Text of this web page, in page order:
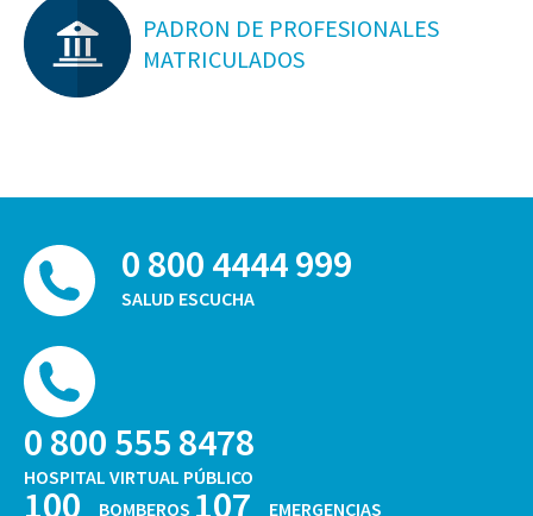
PADRON DE PROFESIONALES
MATRICULADOS
0 800 4444 999
SALUD ESCUCHA
0 800 555 8478
HOSPITAL VIRTUAL PÚBLICO
100 BOMBEROS 107 EMERGENCIAS